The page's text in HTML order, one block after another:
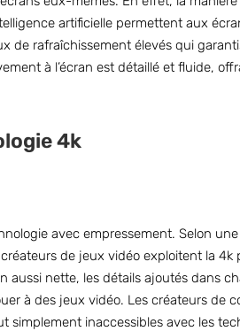
artificielle permettent aux
de rafraîchissement élevés qui
à l’écran est détaillé et fluide,
4k
avec empressement. Selon
de jeux vidéo exploitent la
aussi nette, les détails ajoutés dans
à des jeux vidéo. Les créateurs de
inaccessibles avec les